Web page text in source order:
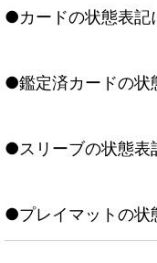
●カードの状態表記
●鑑定済カードの状
●スリーブの状態表
●プレイマットの状